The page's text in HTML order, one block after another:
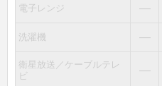
電子レンジ ―
洗濯機 ―
衛星放送／ケーブルテレ
ビ
―